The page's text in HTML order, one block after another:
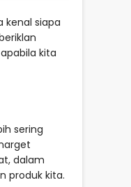
kenal siapa
kita
sering
dalam
produk kita.